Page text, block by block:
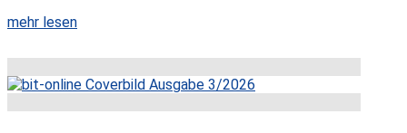
mehr lesen